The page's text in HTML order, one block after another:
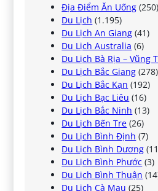
Địa Điểm Ăn Uống (250)
Du Lịch (1.195)
Du Lịch An Giang (41)
Du Lịch Australia (6)
Du Lịch Bà Rịa – Vũng
Du Lịch Bắc Giang (278)
Du Lịch Bắc Kạn (192)
Du Lịch Bạc Liêu (16)
Du Lịch Bắc Ninh (13)
Du Lịch Bến Tre (26)
Du Lịch Bình Định (7)
Du Lịch Bình Dương
Du Lịch Bình Phước (3)
Du Lịch Bình Thuận
Du Lịch Cà Mau (25)